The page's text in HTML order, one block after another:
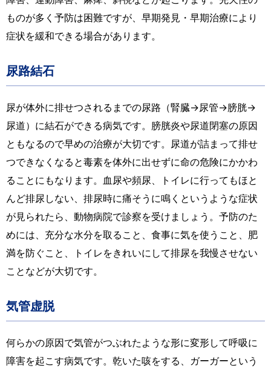
ものが多く予防は困難ですが、早期発見・早期治療により
症状を緩和できる場合があります。
尿路結石
尿が体外に排せつされるまでの尿路（腎臓→尿管→膀胱→
尿道）に結石ができる病気です。膀胱炎や尿道閉塞の原因
ともなるので早めの治療が大切です。尿道が詰まって排せ
つできなくなると毒素を体外に出せずに命の危険にかかわ
ることにもなります。血尿や頻尿、トイレに行ってもほと
んど排尿しない、排尿時に痛そうに鳴くというような症状
が見られたら、動物病院で診察を受けましょう。予防のた
めには、充分な水分を取ること、食事に気を使うこと、肥
満を防ぐこと、トイレをきれいにして排尿を我慢させない
ことなどが大切です。
気管虚脱
何らかの原因で気管がつぶれたような形に変形して呼吸に
障害を起こす病気です。乾いた咳をする、ガーガーという